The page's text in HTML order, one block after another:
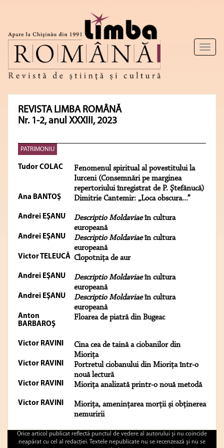
Toggle
REVISTA LIMBA ROMÂNĂ
Nr. 1-2, anul XXXIII, 2023
PATRIMONIU
Tudor COLAC
Fenomenul spiritual al povestitului la
Iurceni (Consemnări pe marginea
repertoriului înregistrat de P. Ştefănucă)
Ana BANTOŞ Dimitrie Cantemir: „Loca obscura...”
Andrei EŞANU Descriptio Moldaviaeîn cultura
europeană
Andrei EŞANU Descriptio Moldaviaeîn cultura
europeană
Victor TELEUCĂ Clopotniţa de aur
Andrei EŞANU Descriptio Moldaviaeîn cultura
europeană
Andrei EŞANU Descriptio Moldaviaeîn cultura
europeană
Anton
BARBAROŞ
Floarea de piatră din Bugeac
Victor RAVINI
Cina cea de taină a ciobanilor din
Miorița
Victor RAVINI
Portretul ciobanului din Miorița într-o
nouă lectură
Victor RAVINI Miorița analizată printr-o nouă metodă
Victor RAVINI
Miorița, amenințarea morții și obținerea
nemuririi
Orice articol publicat reflectă punctul de vedere al autorului şi nu coincide
neapărat cu cel al redacţiei. Textele nepublicate nu se recenzează şi nu se